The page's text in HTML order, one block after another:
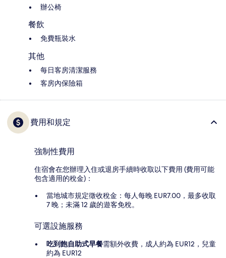
辦公椅
餐飲
免費瓶裝水
其他
每日客房清潔服務
客房內保險箱
費用和規定
強制性費用
住宿會在您辦理入住或退房手續時收取以下費用 (費用可能
包含適用的稅金)：
當地城市規定徵收稅金：每人每晚 EUR7.00，最多收取
7 晚；未滿 12 歲的遊客免稅。
可選設施服務
吃到飽自助式早餐需額外收費，成人約為 EUR12，兒童
約為 EUR12